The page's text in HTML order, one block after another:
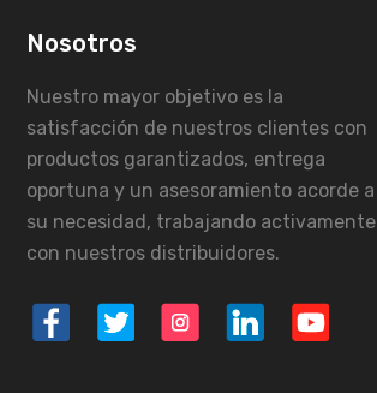
Nosotros
Nuestro mayor objetivo es la
satisfacción de nuestros clientes con
productos garantizados, entrega
oportuna y un asesoramiento acorde a
su necesidad, trabajando activamente
con nuestros distribuidores.